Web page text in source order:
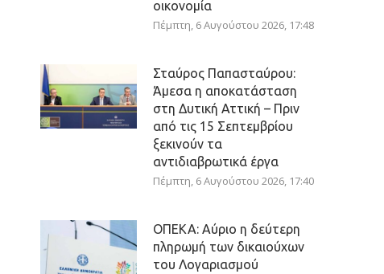
οικονομία
Πέμπτη, 6 Αυγούστου 2026, 17:48
Σταύρος Παπασταύρου:
Άμεσα η αποκατάσταση
στη Δυτική Αττική – Πριν
από τις 15 Σεπτεμβρίου
ξεκινούν τα
αντιδιαβρωτικά έργα
Πέμπτη, 6 Αυγούστου 2026, 17:40
ΟΠΕΚΑ: Αύριο η δεύτερη
πληρωμή των δικαιούχων
του Λογαριασμού